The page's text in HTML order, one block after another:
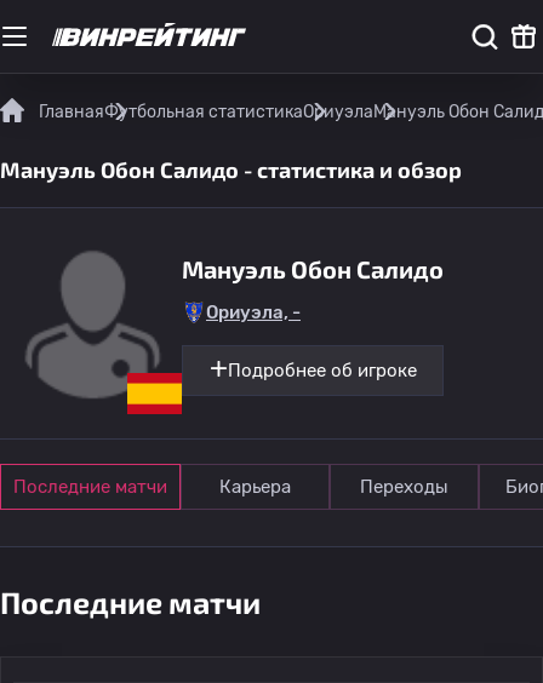
ГлавнаяФутбольная статистикаОриуэлаМануэль Обон
Мануэль Обон Салидо - статистика и обзор
Мануэль Обон Салидо
Ориуэла, -
Подробнее об игроке
Последние матчи Карьера Переходы
Последние матчи